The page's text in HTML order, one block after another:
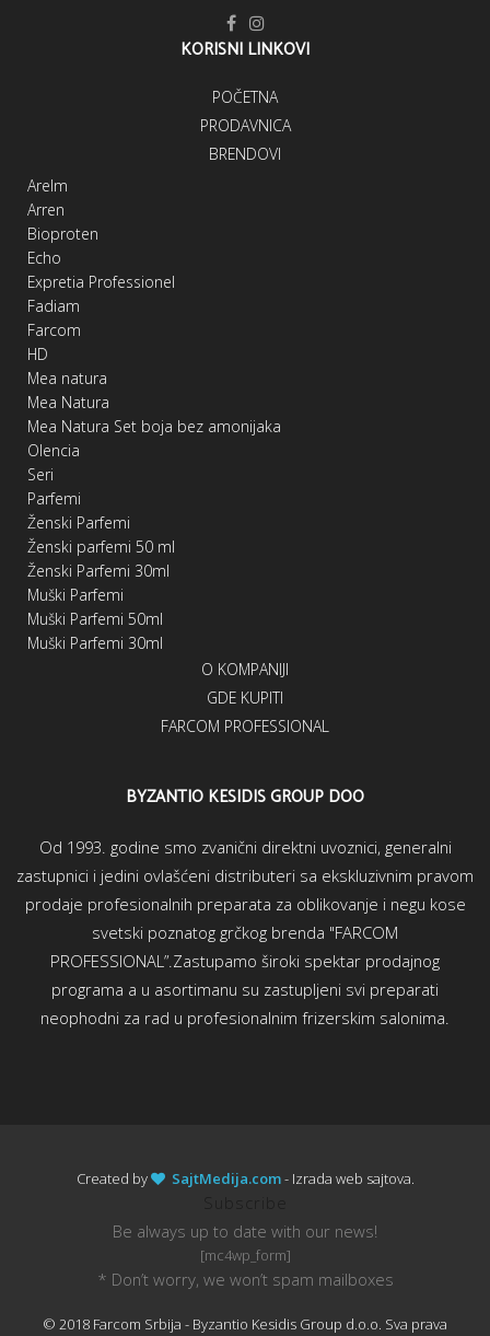
KORISNI LINKOVI
POČETNA
PRODAVNICA
BRENDOVI
Arelm
Arren
Bioproten
Echo
Expretia Professionel
Fadiam
Farcom
HD
Mea natura
Mea Natura
Mea Natura Set boja bez amonijaka
Olencia
Seri
Parfemi
Ženski Parfemi
Ženski parfemi 50 ml
Ženski Parfemi 30ml
Muški Parfemi
Muški Parfemi 50ml
Muški Parfemi 30ml
O KOMPANIJI
GDE KUPITI
FARCOM PROFESSIONAL
BYZANTIO KESIDIS GROUP DOO
Od 1993. godine smo zvanični direktni uvoznici, generalni
zastupnici i jedini ovlašćeni distributeri sa ekskluzivnim pravom
prodaje profesionalnih preparata za oblikovanje i negu kose
svetski poznatog grčkog brenda "FARCOM
PROFESSIONAL”.Zastupamo široki spektar prodajnog
programa a u asortimanu su zastupljeni svi preparati
neophodni za rad u profesionalnim frizerskim salonima.
Created by SajtMedija.com- Izrada web sajtova.
Be always up to date with our news!
[mc4wp_form]
* Don’t worry, we won’t spam mailboxes
© 2018 Farcom Srbija - Byzantio Kesidis Group d.o.o. Sva prava